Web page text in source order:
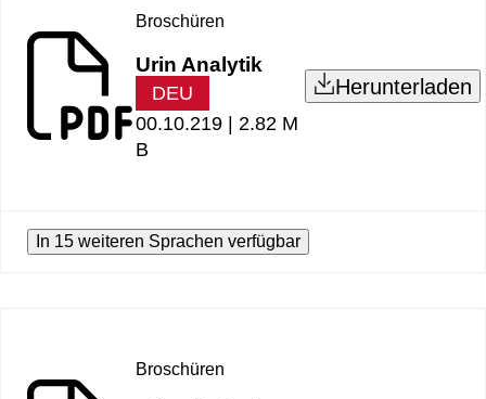
Broschüren
Urin Analytik
DEU
00.10.219 | 2.82 M
B
Herunterladen
In 15 weiteren Sprachen verfügbar
Broschüren